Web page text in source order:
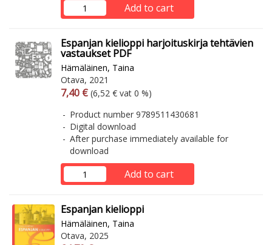
Add to cart
Espanjan kielioppi harjoituskirja tehtävien
vastaukset PDF
Hämäläinen, Taina
Otava, 2021
Arvonlisäverollinen hinta
7,40 € Excl. vat
(6,52 € vat 0 %)
Product number 9789511430681
Digital download
After purchase immediately available for
download
Add to cart
Espanjan kielioppi
Hämäläinen, Taina
Otava, 2025